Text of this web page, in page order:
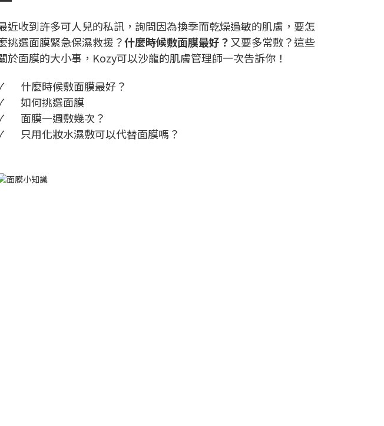
近收到許多可人兒的私訊，詢問因為換季而乾燥過敏的肌膚，要怎
挑選面膜緊急保濕救援？什麼時候敷面膜最好？又要多常敷？這些
於面膜的大小事，Kozy可以沙龍的肌膚管理師一次告訴你！
什麼時候敷面膜最好？
如何挑選面膜
面膜一週敷幾次？
只用化妝水濕敷可以代替面膜嗎？